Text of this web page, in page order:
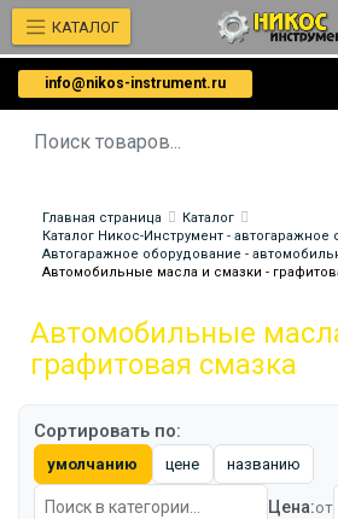
info@nikos-instrument.ru
КАТАЛОГ
Главная страница
Каталог
Каталог Никос-Инструмент - автогаражное
Автогаражное оборудование -
Автомобильные масла и смазки -
Автомобильные
графитовая смазка
Сортировать по:
умолчанию цене названию
Цена:от